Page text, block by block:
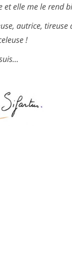
et elle me le rend
autrice, tireuse
!